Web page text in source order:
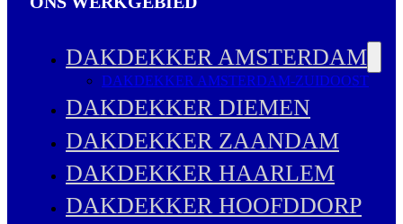
DAKDEKKER AMSTERDAM
DAKDEKKER AMSTERDAM-ZUIDOOST
DAKDEKKER DIEMEN
DAKDEKKER ZAANDAM
DAKDEKKER HAARLEM
DAKDEKKER HOOFDDORP